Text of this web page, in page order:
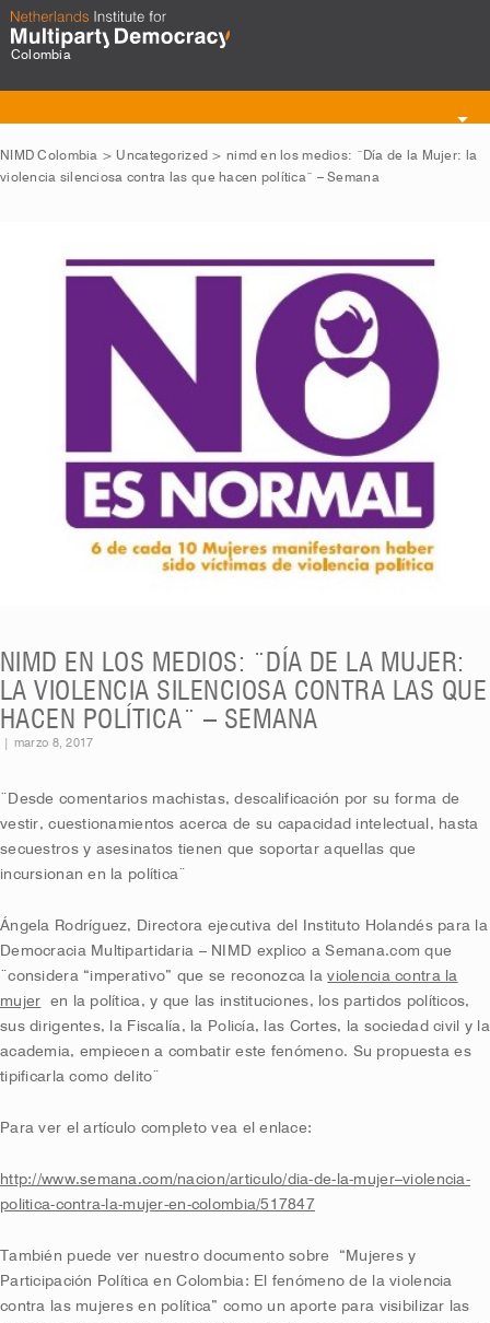
Colombia
Toggle
navigation
NIMD Colombia > Uncategorized > nimd en los medios: ¨Día de la Mujer: la
violencia silenciosa contra las que hacen política¨ – Semana
NIMD EN LOS MEDIOS: ¨DÍA DE LA MUJER:
LA VIOLENCIA SILENCIOSA CONTRA LAS QUE
HACEN POLÍTICA¨ – SEMANA
marzo 8, 2017
¨Desde comentarios machistas, descalificación por su forma de
vestir, cuestionamientos acerca de su capacidad intelectual, hasta
secuestros y asesinatos tienen que soportar aquellas que
incursionan en la política¨
Ángela Rodríguez, Directora ejecutiva del Instituto Holandés para la
Democracia Multipartidaria – NIMD explico a Semana.com que
¨considera “imperativo” que se reconozca laviolencia contra la
mujer en la política, y que las instituciones, los partidos políticos,
sus dirigentes, la Fiscalía, la Policía, las Cortes, la sociedad civil y la
academia, empiecen a combatir este fenómeno. Su propuesta es
tipificarla como delito¨
Para ver el artículo completo vea el enlace:
http://www.semana.com/nacion/articulo/dia-de-la-mujer–violencia-
politica-contra-la-mujer-en-colombia/517847
También puede ver nuestro documento sobre “Mujeres y
Participación Política en Colombia: El fenómeno de la violencia
contra las mujeres en política” como un aporte para visibilizar las